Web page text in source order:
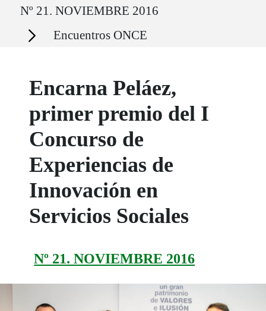
Nº 21. NOVIEMBRE 2016
Secciones Encuentros ONCE
Encarna Peláez,
primer premio del I
Concurso de
Experiencias de
Innovación en
Servicios Sociales
Nº 21. NOVIEMBRE 2016